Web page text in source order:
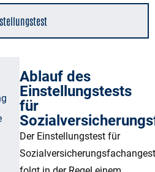
Ablauf des
Einstellungstests
für
Der Einstellungstest für